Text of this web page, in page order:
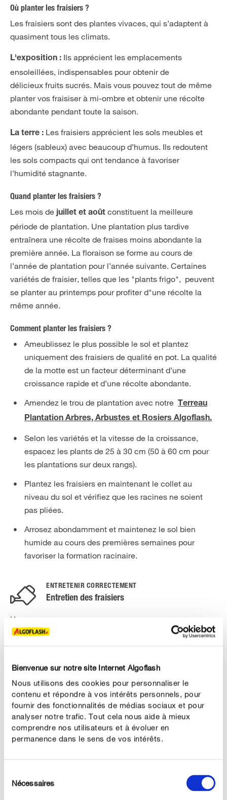
Bienvenue sur notre site Internet Algoflash
Nous utilisons des cookies pour personnaliser le
contenu et répondre à vos intérêts personnels, pour
fournir des fonctionnalités de médias sociaux et pour
analyser notre trafic. Tout cela nous aide à mieux
comprendre nos utilisateurs et à évoluer en
permanence dans le sens de vos intérêts.
duNécessaires
Où planter les fraisiers ?
Les fraisiers sont des plantes vivaces, qui s’adaptent à
quasiment tous les climats.
L'exposition : Ils apprécient les emplacements
ensoleillées, indispensables pour obtenir de
délicieux fruits sucrés. Mais vous pouvez tout de même
planter vos fraisiser à mi-ombre et obtenir une récolte
abondante pendant toute la saison.
La terre : Les fraisiers apprécient les sols meubles et
légers (sableux) avec beaucoup d’humus. Ils redoutent
les sols compacts qui ont tendance à favoriser
l’humidité stagnante.
Quand planter les fraisiers ?
Les mois de juillet et août constituent la meilleure
période de plantation. Une plantation plus tardive
entraînera une récolte de fraises moins abondante la
première année. La floraison se forme au cours de
l’année de plantation pour l’année suivante. Certaines
variétés de fraisier, telles que les "plants frigo", peuvent
se planter au printemps pour profiter d"une récolte la
même année.
Comment planter les fraisiers ?
Ameublissez le plus possible le sol et plantez
uniquement des fraisiers de qualité en pot. La qualité
de la motte est un facteur déterminant d’une
croissance rapide et d’une récolte abondante.
Amendez le trou de plantation avec notre
Terreau
Plantation Arbres, Arbustes et Rosiers Algoflash.
Selon les variétés et la vitesse de la croissance,
espacez les plants de 25 à 30 cm (50 à 60 cm pour
les plantations sur deux rangs).
Plantez les fraisiers en maintenant le collet au
niveau du sol et vérifiez que les racines ne soient
pas pliées.
Arrosez abondamment et maintenez le sol bien
humide au cours des premières semaines pour
favoriser la formation racinaire.
ENTRETENIR CORRECTEMENT
Entretien des fraisiers
Arrosez abondamment sur sols sableux, en particulier en
plantations. Les jeunes plants ont besoin de
suffisamment d’eau pour leur développement. Mais
attention, les plants plus âgés ne doivent pas non plus
manquer d’eau entre la floraison et la récolte. Pour
prévenir la pourriture, il est préférable d’arroser
brièvement le matin avant et pendant la récolte, pour
Quel engrais utiliser pour les fraisiers ?
Pour une récolte abondante et de délicieuses fraises